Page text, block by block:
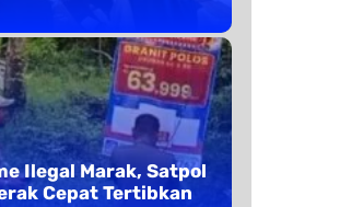
Ilegal Marak, Satpol
Cepat Tertibkan